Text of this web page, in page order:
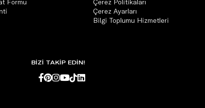
Çerez Ayarları
Bilgi Toplumu Hizmetleri
BİZİ TAKİP EDİN!